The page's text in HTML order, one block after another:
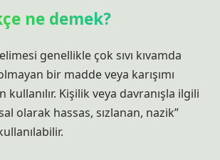
ne demek?
genellikle çok sıvı kıvamda
bir madde veya karışımı
kullanılır. Kişilik veya davranışla ilgili
olarak hassas, sızlanan, nazik”